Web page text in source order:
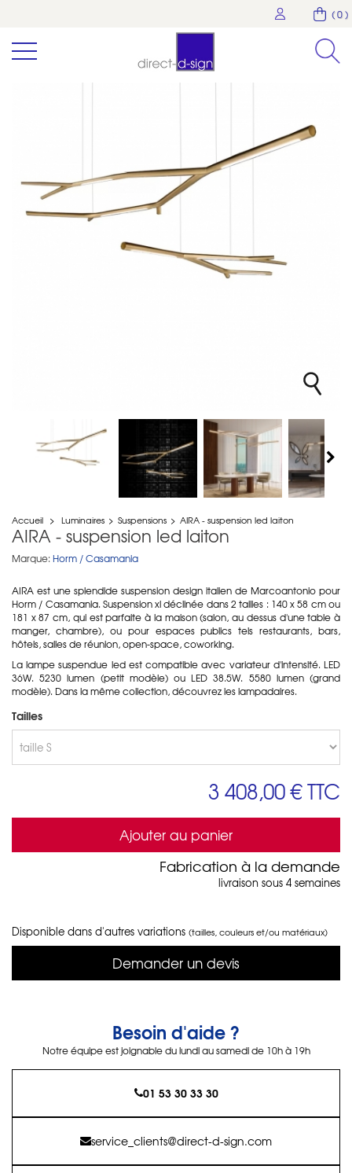
( 0 )
Accueil > Luminaires > Suspensions > AIRA - suspension led laiton
AIRA - suspension led laiton
Marque: Horm / Casamania
AIRA est une splendide suspension design italien de Marcoantonio pour
Horm / Casamania. Suspension xl déclinée dans 2 tailles : 140 x 58 cm ou
181 x 87 cm, qui est parfaite à la maison (salon, au dessus d'une table à
manger, chambre), ou pour espaces publics tels restaurants, bars,
hôtels, salles de réunion, open-space, coworking.
La lampe suspendue led est compatible avec variateur d'intensité. LED
36W. 5230 lumen (petit modèle) ou LED 38.5W. 5580 lumen (grand
modèle). Dans la même collection, découvrez les lampadaires.
Tailles
3 408,00 €TTC
Ajouter au panier
Fabrication à la demande
livraison sous 4 semaines
Disponible dans d'autres variations (tailles, couleurs et/ou matériaux)
Demander un devis
Besoin d'aide ?
Notre équipe est joignable du lundi au samedi de 10h à 19h
01 53 30 33 30
service_clients@direct-d-sign.com